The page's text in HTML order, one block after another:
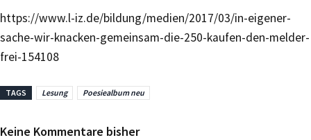
https://www.l-iz.de/bildung/medien/2017/03/in-eigener-
sache-wir-knacken-gemeinsam-die-250-kaufen-den-melder-
frei-154108
TAGS Lesung Poesiealbum neu
Keine Kommentare bisher